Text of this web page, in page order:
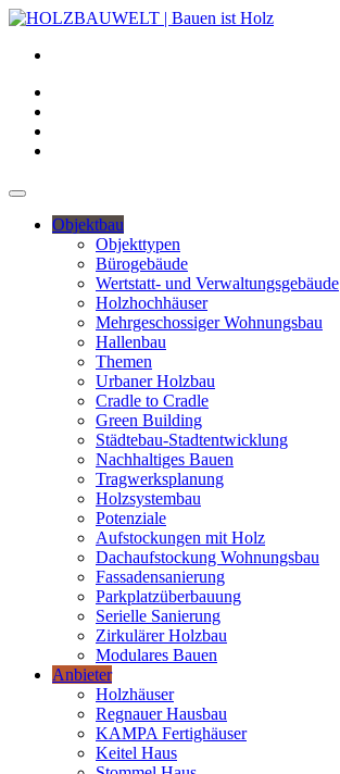
Objektbau
Objekttypen
Bürogebäude
Wertstatt- und Verwaltungsgebäude
Holzhochhäuser
Mehrgeschossiger Wohnungsbau
Hallenbau
Themen
Urbaner Holzbau
Cradle to Cradle
Green Building
Städtebau-Stadtentwicklung
Nachhaltiges Bauen
Tragwerksplanung
Holzsystembau
Potenziale
Aufstockungen mit Holz
Dachaufstockung Wohnungsbau
Fassadensanierung
Parkplatzüberbauung
Serielle Sanierung
Zirkulärer Holzbau
Modulares Bauen
Anbieter
Holzhäuser
Regnauer Hausbau
KAMPA Fertighäuser
Keitel Haus